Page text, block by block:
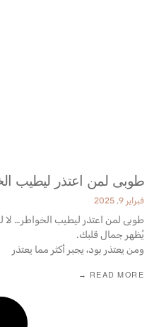
طوبى لمن اعتذر ليطيب
فبراير 9, 2025
طوبى لمن اعتذر ليطيب الخواطر… لا
يُظهر جمال قلبك.
ومن يعتذر بود، يجبر أكثر مما يعتذر
READ MORE →